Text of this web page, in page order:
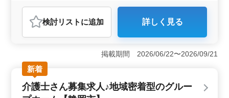
おすすめポイント
＜特養でベテラン看護師さん募集中！年間休日115日で充
実したプライベートを＞ 静岡市清水区の特別養護老人
ホームでの看護師業務を担当していただける方を募集し
ています。バイタルチェックや配薬、介護職員への指導
など、幅広い業務に携わっていただきます。マイカー通
勤可で交通費も実費支給されるため、通勤も便利で
検討リスト に追加 詳しく見る
掲載期間 2026/06/22〜2026/09/21
新着
介護士さん募集求人♪地域密着型のグルー